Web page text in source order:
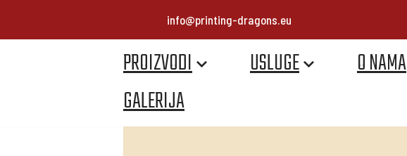
Skip
info@printing-dragons.eu
PROIZVODI USLUGE O NAMA
GALERIJA